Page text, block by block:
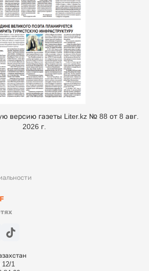
1
версию газеты Liter.kz № 88 от 8 авг.
2026 г.